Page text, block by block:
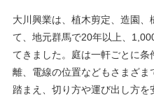
大川興業は、植木剪定、造園
て、地元群馬で20年以上、
てきました。庭は一軒ごとに
離、電線の位置などもさまざ
踏まえ、切り方や運び出し方